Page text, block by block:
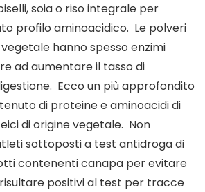
soia o riso integrale per
profilo aminoacidico.  Le polveri
hanno spesso enzimi
ad aumentare il tasso di
di proteine ​​e aminoacidi di
di origine vegetale.  Non
sottoposti a test antidroga di
contenenti canapa per evitare
positivi al test per tracce